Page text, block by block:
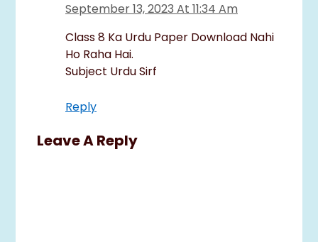
September 13, 2023 At 11:34 Am
Class 8 Ka Urdu Paper Download Nahi
Ho Raha Hai.
Subject Urdu Sirf
Reply
Leave A Reply